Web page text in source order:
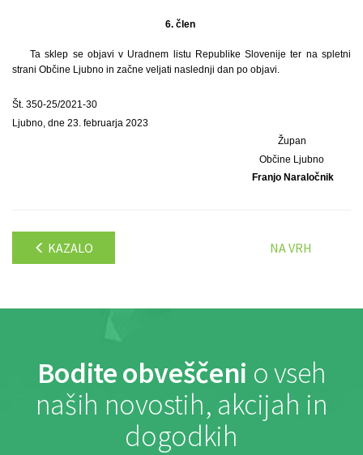
6. člen
Ta sklep se objavi v Uradnem listu Republike Slovenije ter na spletni
strani Občine Ljubno in začne veljati naslednji dan po objavi.
Št. 350-25/2021-30
Ljubno, dne 23. februarja 2023
Župan
Občine Ljubno
Franjo Naraločnik
KAZALO NA VRH
Bodite obveščeni o vseh
naših novostih, akcijah in
dogodkih